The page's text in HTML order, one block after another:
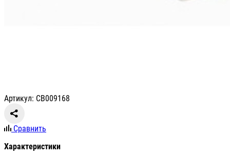
Артикул: СВ009168
Сравнить
Характеристики